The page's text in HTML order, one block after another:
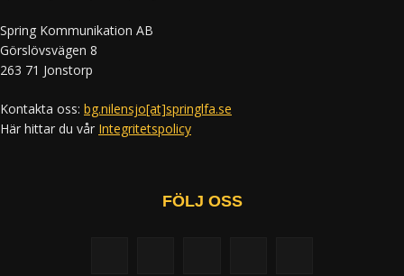
Spring Kommunikation AB
Görslövsvägen 8
263 71 Jonstorp
Kontakta oss: bg.nilensjo[at]springlfa.se
Här hittar du vår Integritetspolicy
FÖLJ OSS